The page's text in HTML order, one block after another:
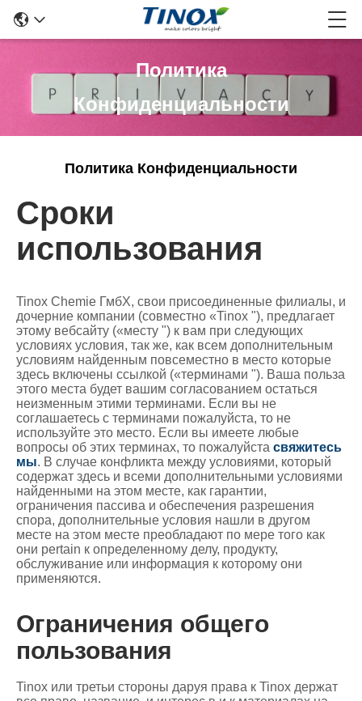
Политика
Конфиденциальности
Политика Конфиденциальности
Сроки
использования
Tinox Chemie ГмбХ, свои присоединенные филиалы, и
дочерние компании (совместно «Tinox "), предлагает
этому вебсайту («месту ") к вам при следующих
условиях условия, так же, как всем дополнительным
условиям найденным повсеместно в место которые
здесь включены ссылкой («терминами "). Ваша польза
этого места будет вашим согласованием остаться
неизменным этими терминами. Если вы не
соглашаетесь с терминами пожалуйста, то не
используйте это место. Если вы имеете любые
вопросы об этих терминах, то пожалуйста свяжитесь
мы. В случае конфликта между условиями, который
содержат здесь и всеми дополнительными условиями
найденными на этом месте, как гарантии,
ограничения пассива и обеспечения разрешения
спора, дополнительные условия нашли в другом
месте на этом месте преобладают по мере того как
они pertain к определенному делу, продукту,
обслуживание или информация к которому они
применяются.
Ограничения общего
пользования
Tinox или третьи стороны даруя права к Tinox держат